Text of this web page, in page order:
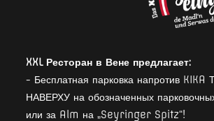
XXL Ресторан в Вене предлагает:
- Бесплатная парковка напротив
НАВЕРХУ на обозначенных
или за Alm на „Seyringer Spitz“!